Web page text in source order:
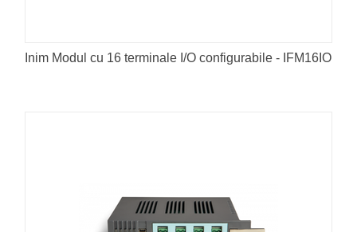
Inim Modul cu 16 terminale I/O configurabile - IFM16IO